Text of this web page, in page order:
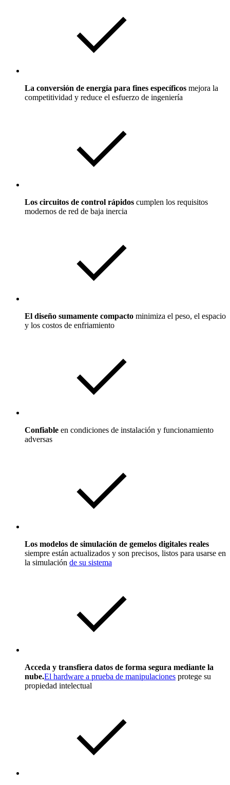
La conversión de energía para fines específicos mejora la
competitividad y reduce el esfuerzo de ingeniería
Los circuitos de control rápidos cumplen los requisitos
modernos de red de baja inercia
El diseño sumamente compacto minimiza el peso, el espacio
y los costos de enfriamiento
Confiable en condiciones de instalación y funcionamiento
adversas
Los modelos de simulación de gemelos digitales reales
siempre están actualizados y son precisos, listos para usarse en
la simulación de su sistema
Acceda y transfiera datos de forma segura mediante la
nube.El hardware a prueba de manipulaciones protege su
propiedad intelectual